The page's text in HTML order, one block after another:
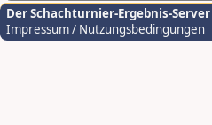
Der Schachturnier-Ergebnis-Server
Impressum / Nutzungsbedingungen